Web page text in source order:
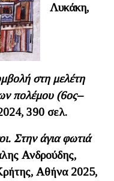
Λυκάκη,
στη μελέτη
πολέμου (6ος–
390 σελ.
Στην άγια φωτιά
Ανδρούδης,
Αθήνα 2025,